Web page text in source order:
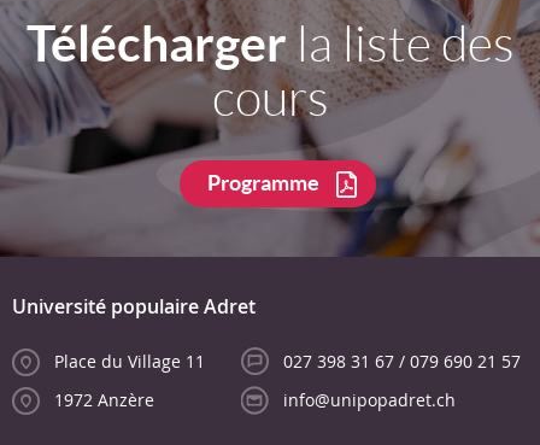
Téléchargerla liste des
cours
Programme
Université populaire Adret
Place du Village 11
1972 Anzère
027 398 31 67 / 079 690 21 57
info@unipopadret.ch